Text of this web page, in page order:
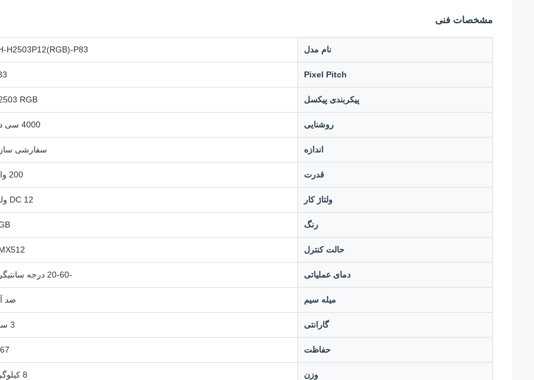
مشخصات فنی
نام مدل H2503P12(RGB)-P83
Pixel Pitch
پیکربندی پیکسل RGB
روشنایی 4000 سی دی
اندازه سفارشی
قدرت 200 وات
ولتاژ کار DC 12 ولت
رنگ
حالت کنترل
دمای عملیاتی -20-60 درجه سانتیگراد
میله سیم ضد
گارانتی 3 سال
حفاظت
وزن 8 کیلوگرم